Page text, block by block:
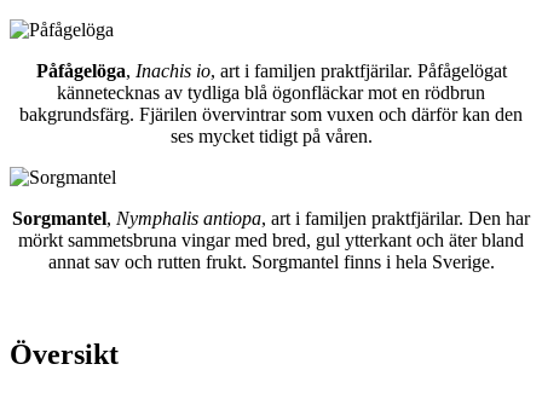
Påfågelöga, Inachis io, art i familjen praktfjärilar. Påfågelögat
kännetecknas av tydliga blå ögonfläckar mot en rödbrun
bakgrundsfärg. Fjärilen övervintrar som vuxen och därför kan den
ses mycket tidigt på våren.
Sorgmantel, Nymphalis antiopa, art i familjen praktfjärilar. Den har
mörkt sammetsbruna vingar med bred, gul ytterkant och äter bland
annat sav och rutten frukt. Sorgmantel finns i hela Sverige.
Översikt